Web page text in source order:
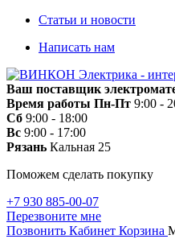
Статьи и новости
Написать нам
Ваш поставщик
Время работы Пн-Пт 9:00 -
Сб 9:00 - 18:00
Вс 9:00 - 17:00
Рязань Кальная 25
Поможем сделать покупку
+7 930 885-00-07
Перезвоните мне
Позвонить Кабинет Корзина